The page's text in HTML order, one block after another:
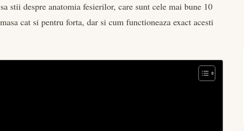
stii despre anatomia fesierilor, care sunt cele mai bune 10
cat si pentru forta, dar si cum functioneaza exact acesti